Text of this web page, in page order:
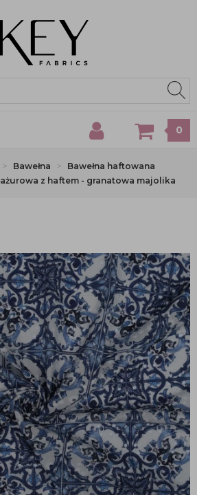
0
Bawełna
Bawełna haftowana
ażurowa z haftem - granatowa majolika